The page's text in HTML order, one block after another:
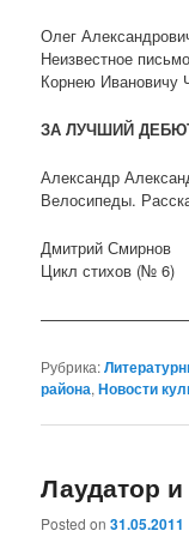
Олег
Неизвестное
Корнею Ивановичу
ЗА ЛУЧШИЙ
Александр
Велосипеды.
Дмитрий Смирнов
Цикл стихов (№ 6)
Рубрика:
района,Новости
Лаудатор
Posted on31.05.2011